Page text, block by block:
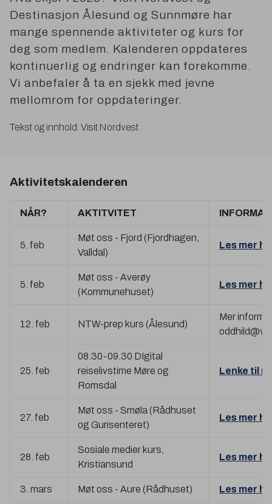
Destinasjon Ålesund og Sunnmøre har
mange spennende aktiviteter og kurs for
deg som medlem. Kalenderen oppdateres
kontinuerlig og endringer kan forekomme.
Vi anbefaler å ta en sjekk med jevne
mellomrom for oppdateringer.
Tekst og innhold: Visit Nordvest
Aktivitetskalenderen
NÅR? AKTITVITET
5. feb
Møt oss - Fjord (Fjordhagen,
Valldal)
Les mer
5. feb
Møt oss - Averøy
(Kommunehuset)
Les mer
12. feb NTW-prep kurs (Ålesund)
Mer
25. feb
08.30-09.30 DIgital
reiselivstime Møre og
Romsdal
Lenke til
27. feb
Møt oss - Smøla (Rådhuset
og Gurisenteret)
Les mer
28. feb
Sosiale medier kurs,
Kristiansund
Les mer
3. mars Møt oss - Aure (Rådhuset) Les mer